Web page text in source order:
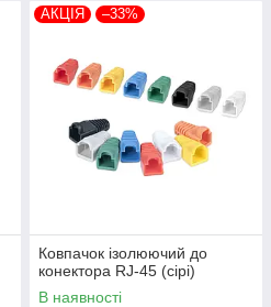
АКЦІЯ –33%
Ковпачок ізолюючий до
конектора RJ-45 (сірі)
В наявності